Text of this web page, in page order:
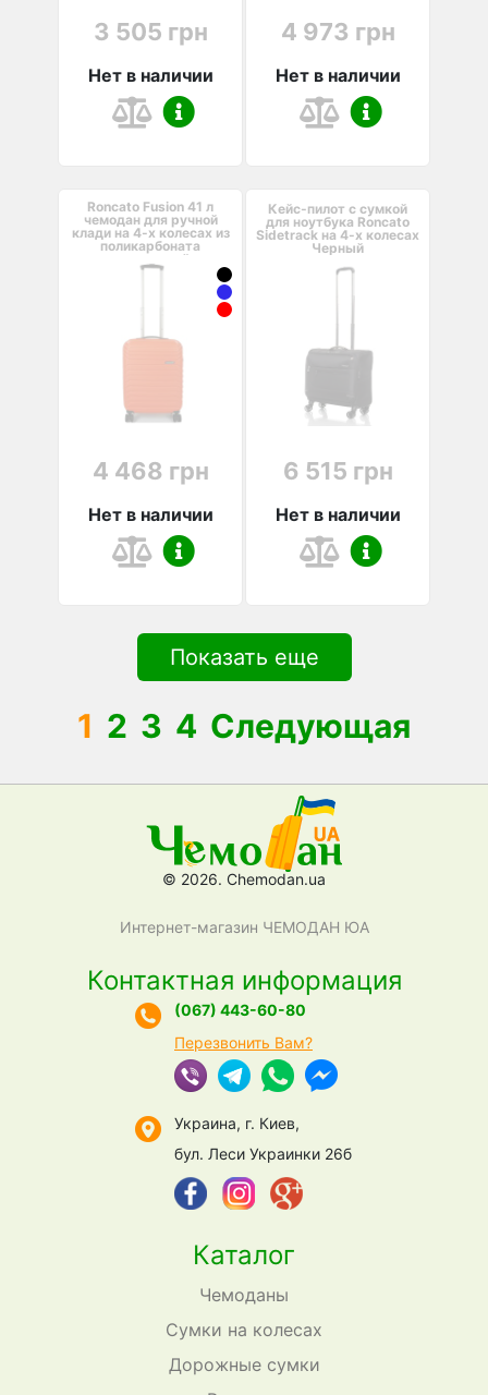
3 505 грн
Нет в наличии
4 973 грн
Нет в наличии
Roncato Fusion 41 л
чемодан для ручной
клади на 4-х колесах из
поликарбоната
оранжевый
4 468 грн
Нет в наличии
Кейс-пилот с сумкой
для ноутбука Roncato
Sidetrack на 4-х колесах
Черный
6 515 грн
Нет в наличии
Показать еще
1 2 3 4 Следующая
© 2026. Chemodan.ua
Интернет-магазин ЧЕМОДАН ЮА
Каталог
Чемоданы
Сумки на колесах
Дорожные сумки
Контактная информация
(067) 443-60-80
Перезвонить Вам?
Украина, г. Киев,
бул. Леси Украинки 26б